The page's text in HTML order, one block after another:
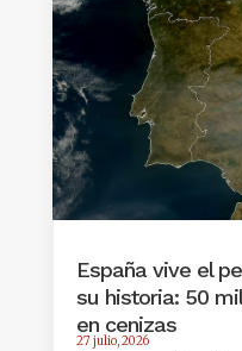
España vive el
su historia: 50
en cenizas
27 julio, 2026